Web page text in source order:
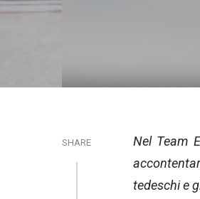
SHARE
Nel Team
tedeschi e